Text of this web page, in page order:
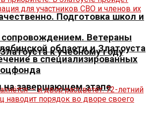
Подготовка школ и
к учебному году
на завершающем этапе
Ветераны
области и Златоуста
в специализированных